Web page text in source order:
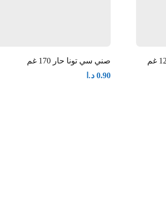
صني سي تونا حار 170 غم
0.90 د.ا